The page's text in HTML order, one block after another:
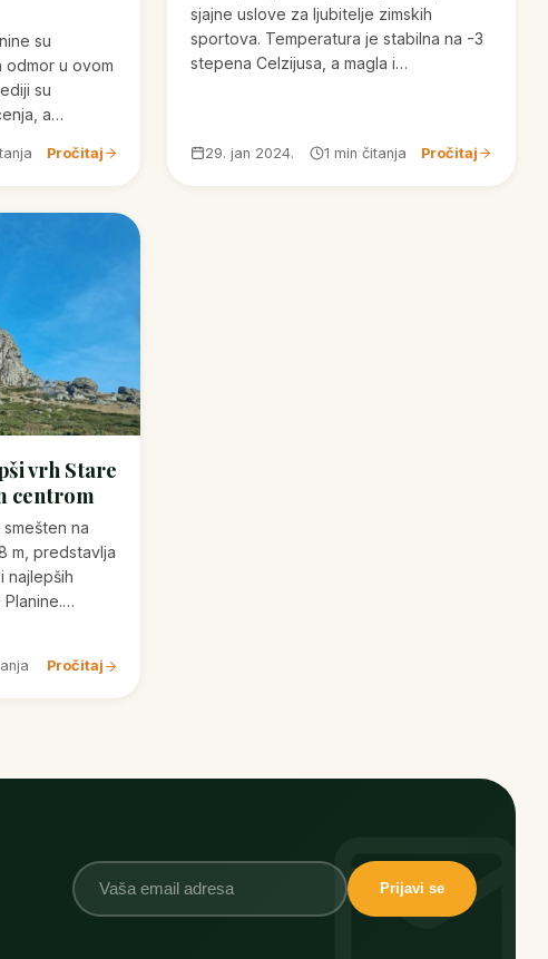
su
odmor u ovom
su
a…
Pročitaj
sjajne uslove za ljubitelje zimskih
sportova. Temperatura je stabilna na -3
stepena Celzijusa, a magla i…
29. jan 2024. 1 min čitanja Pročitaj
vrh Stare
centrom
smešten na
m, predstavlja
najlepših
Pročitaj
Prijavi se